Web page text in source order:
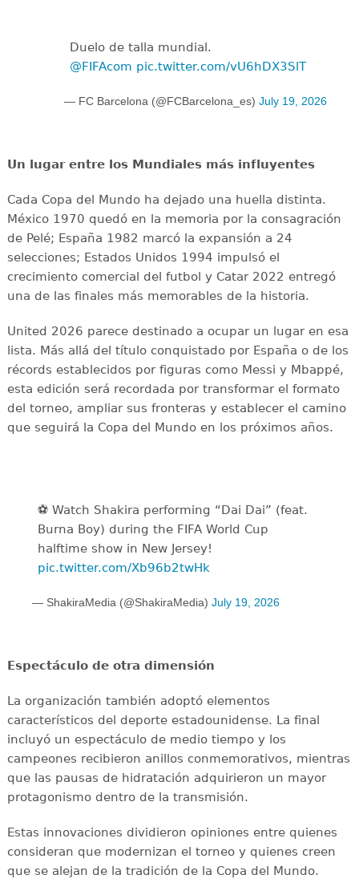
Duelo de talla mundial.
@FIFAcom pic.twitter.com/vU6hDX3SlT
— FC Barcelona (@FCBarcelona_es) July 19, 2026
Un lugar entre los Mundiales más influyentes
Cada Copa del Mundo ha dejado una huella distinta.
México 1970 quedó en la memoria por la consagración
de Pelé; España 1982 marcó la expansión a 24
selecciones; Estados Unidos 1994 impulsó el
crecimiento comercial del futbol y Catar 2022 entregó
una de las finales más memorables de la historia.
United 2026 parece destinado a ocupar un lugar en esa
lista. Más allá del título conquistado por España o de los
récords establecidos por figuras como Messi y Mbappé,
esta edición será recordada por transformar el formato
del torneo, ampliar sus fronteras y establecer el camino
que seguirá la Copa del Mundo en los próximos años.
⚽️️ Watch Shakira performing “Dai Dai” (feat.
Burna Boy) during the FIFA World Cup
halftime show in New Jersey!
pic.twitter.com/Xb96b2twHk
— ShakiraMedia (@ShakiraMedia) July 19, 2026
Espectáculo de otra dimensión
La organización también adoptó elementos
característicos del deporte estadounidense. La final
incluyó un espectáculo de medio tiempo y los
campeones recibieron anillos conmemorativos, mientras
que las pausas de hidratación adquirieron un mayor
protagonismo dentro de la transmisión.
Estas innovaciones dividieron opiniones entre quienes
consideran que modernizan el torneo y quienes creen
que se alejan de la tradición de la Copa del Mundo.